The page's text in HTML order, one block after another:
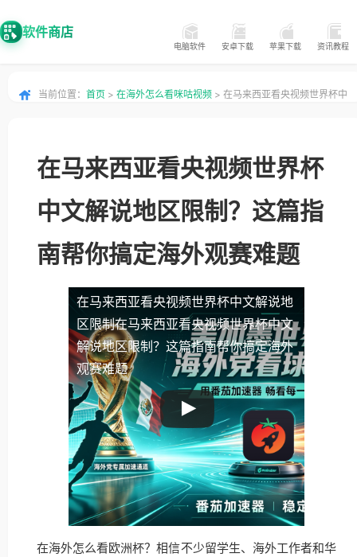
软件商店
电脑软件 安卓下载 苹果下载 资讯教程
当前位置： 首页 > 在海外怎么看咪咕视频 > 在马来西亚看央视频世界杯中
在马来西亚看央视频世界杯
中文解说地区限制？这篇指
南帮你搞定海外观赛难题
在马来西亚看央视频世界杯中文解说地
区限制在马来西亚看央视频世界杯中文
解说地区限制？这篇指南帮你搞定海外
观赛难题
在海外怎么看欧洲杯？相信不少留学生、海外工作者和华